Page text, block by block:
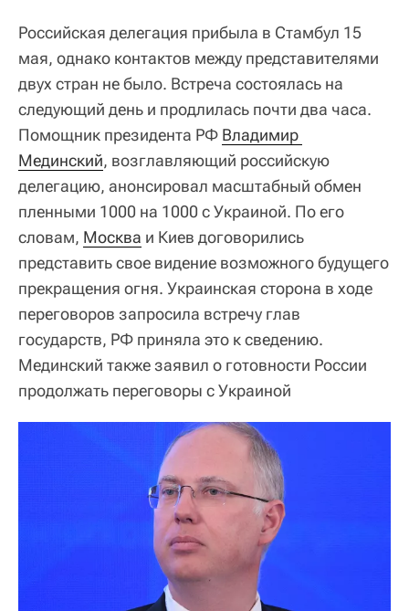
Российская делегация прибыла в Стамбул 15
мая, однако контактов между представителями
двух стран не было. Встреча состоялась на
следующий день и продлилась почти два часа.
Помощник президента РФ Владимир
Мединский, возглавляющий российскую
делегацию, анонсировал масштабный обмен
пленными 1000 на 1000 с Украиной. По его
словам, Москва и Киев договорились
представить свое видение возможного будущего
прекращения огня. Украинская сторона в ходе
переговоров запросила встречу глав
государств, РФ приняла это к сведению.
Мединский также заявил о готовности России
продолжать переговоры с Украиной